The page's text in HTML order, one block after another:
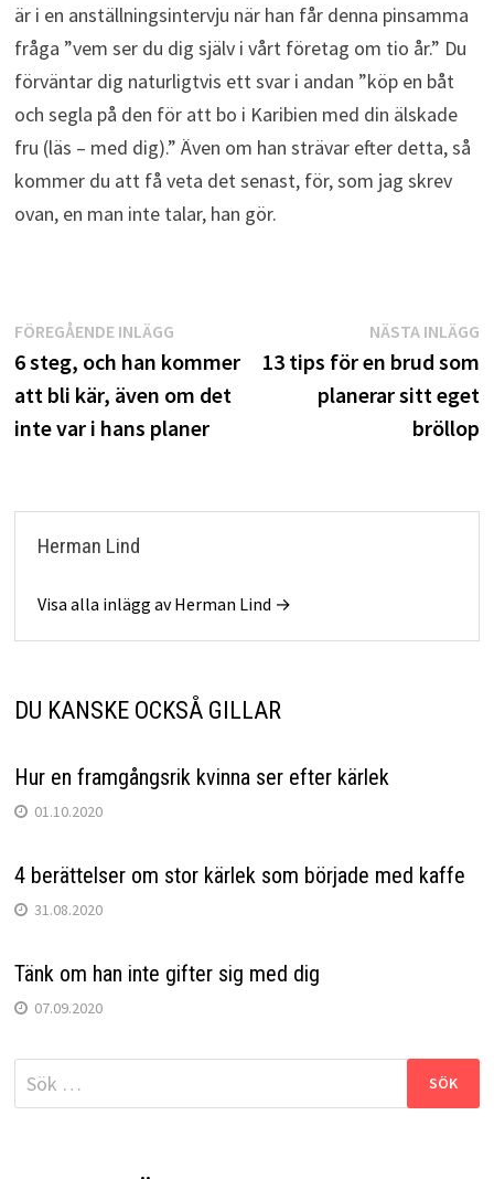
är i en anställningsintervju när han får denna pinsamma
fråga ”vem ser du dig själv i vårt företag om tio år.” Du
förväntar dig naturligtvis ett svar i andan ”köp en båt
och segla på den för att bo i Karibien med din älskade
fru (läs – med dig).” Även om han strävar efter detta, så
kommer du att få veta det senast, för, som jag skrev
ovan, en man inte talar, han gör.
Inläggsnavigering
FÖREGÅENDE INLÄGGFöregående
inlägg:
6 steg, och han kommer
att bli kär, även om det
inte var i hans planer
NÄSTA INLÄGG
13 tips för en brud som
planerar sitt eget
bröllop
Herman Lind
Visa alla inlägg av Herman Lind →
DU KANSKE OCKSÅ GILLAR
Hur en framgångsrik kvinna ser efter kärlek
01.10.2020
4 berättelser om stor kärlek som började med kaffe
31.08.2020
Tänk om han inte gifter sig med dig
07.09.2020
Sök
efter: